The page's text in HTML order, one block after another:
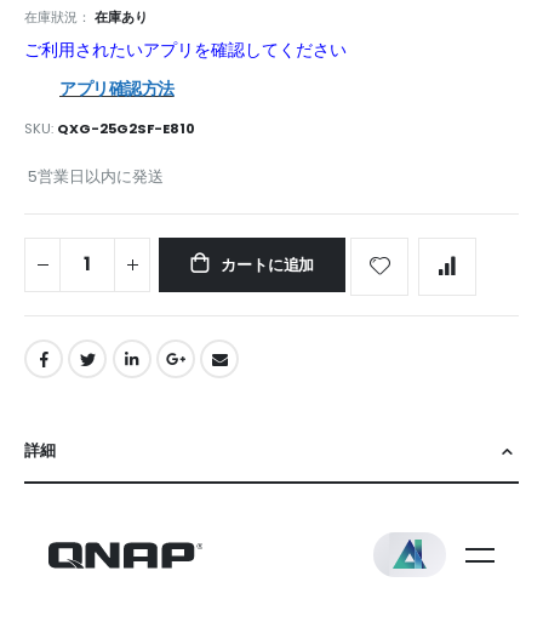
在庫狀況： 在庫あり
ご利用されたいアプリを確認してください
アプリ確認方法
SKU QXG-25G2SF-E810
5営業日以内に発送
カートに追加
詳細